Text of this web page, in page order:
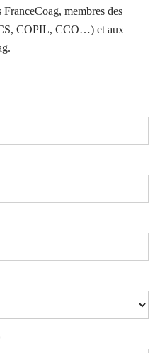
membres des
COPIL, CCO…) et aux